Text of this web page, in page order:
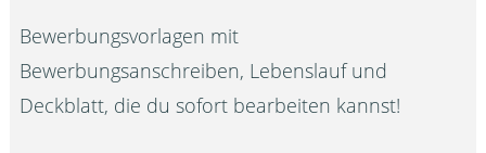
Bewerbungsvorlagen mit
Bewerbungsanschreiben, Lebenslauf und
Deckblatt, die du sofort bearbeiten kannst!